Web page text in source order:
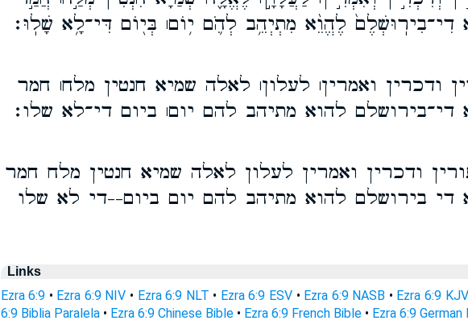
לֶהֱוֵ֨א מִתְיְהֵ֥ב לְהֹ֛ם י֥וֹם׀ בְּי֖וֹם דִּי־לָ֥א שָׁלֽוּ׃
ודכרין ואמרין׀ לעלון׀ לאלה שמיא חנטין מלח׀ חמר
להוא מתיהב להם יום׀ ביום די־לא שלו׃
ודכרין ואמרין לעלון לאלה שמיא חנטין מלח חמר
די בירושלם להוא מתיהב להם יום ביום--די לא שלו
Links
Ezra 6:9 • Ezra 6:9 NIV • Ezra 6:9 NLT • Ezra 6:9 ESV • Ezra 6:9 NASB • Ezra 6:9 KJV
6:9 Biblia Paralela• Ezra 6:9 Chinese Bible• Ezra 6:9 French Bible• Ezra 6:9 German